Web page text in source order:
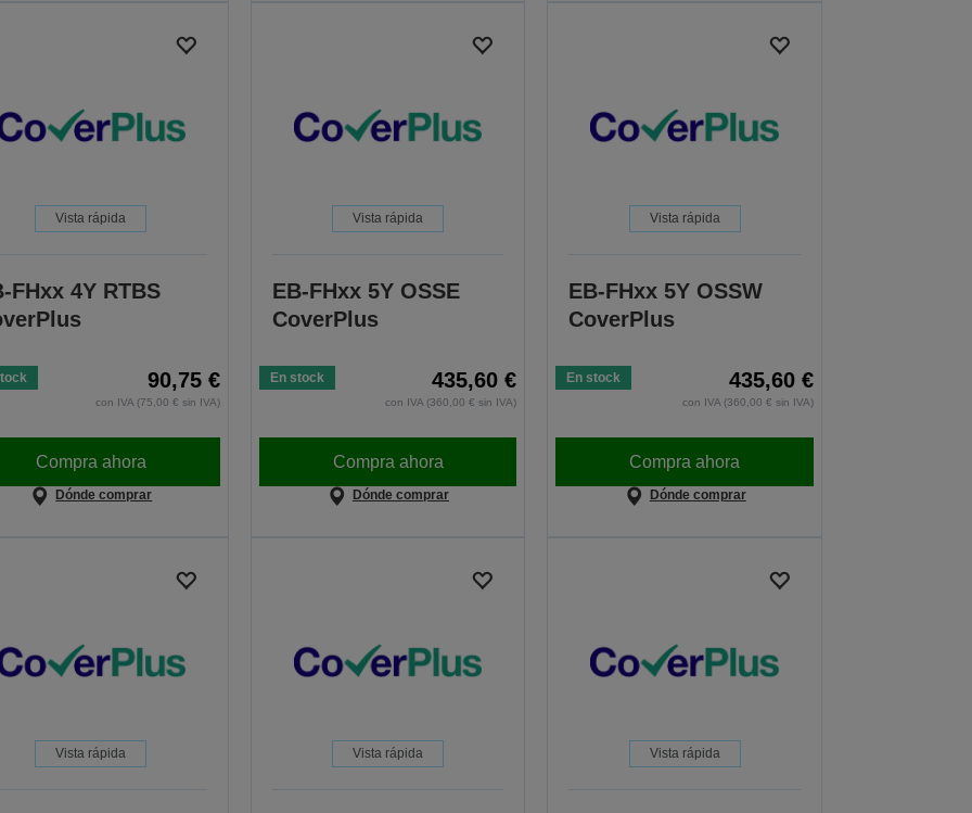
Vista rápida
FHxx 4Y RTBS
90,75 €
con IVA (75,00 € sin IVA)
Compra ahora
Dónde comprar
Vista rápida
EB-FHxx 5Y OSSE
CoverPlus
En stock 435,60 €
con IVA (360,00 € sin IVA)
Compra ahora
Dónde comprar
Vista rápida
EB-FHxx 5Y OSSW
CoverPlus
En stock 435,60 €
con IVA (360,00 € sin IVA)
Compra ahora
Dónde comprar
Vista rápida Vista rápida Vista rápida